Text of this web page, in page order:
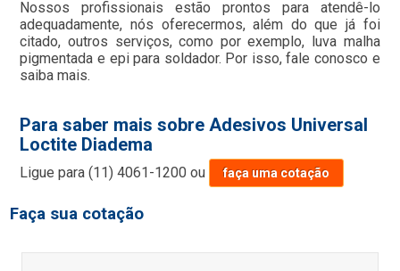
Nossos profissionais estão prontos para atendê-lo
adequadamente, nós oferecermos, além do que já foi
citado, outros serviços, como por exemplo, luva malha
pigmentada e epi para soldador. Por isso, fale conosco e
saiba mais.
Para saber mais sobre Adesivos Universal
Loctite Diadema
Ligue para(11) 4061-1200 ou faça uma cotação
Faça sua cotação